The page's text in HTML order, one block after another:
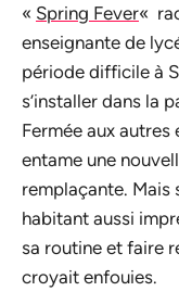
« Spring Fever«
enseignante de
période difficile à
s’installer dans la
Fermée aux autres
entame une
remplaçante. Mais
habitant aussi
sa routine et faire
croyait enfouies.